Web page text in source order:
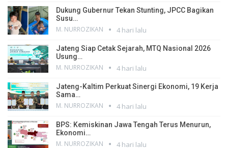
Dukung Gubernur Tekan Stunting, JPCC Bagikan
Susu…
M. NURROZIKAN 4 hari lalu
Jateng Siap Cetak Sejarah, MTQ Nasional 2026
Usung…
M. NURROZIKAN 4 hari lalu
Jateng-Kaltim Perkuat Sinergi Ekonomi, 19 Kerja
Sama…
M. NURROZIKAN 4 hari lalu
BPS: Kemiskinan Jawa Tengah Terus Menurun,
Ekonomi…
M. NURROZIKAN 4 hari lalu